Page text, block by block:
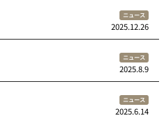
ニュース
2025.12.26
ニュース
2025.8.9
ニュース
2025.6.14